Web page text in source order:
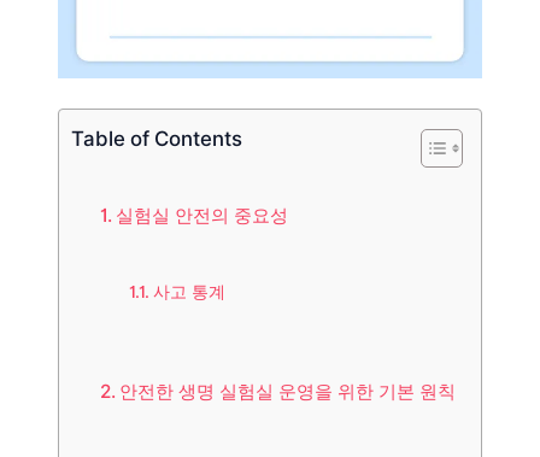
Table of Contents
실험실 안전의 중요성
사고 통계
안전한 생명 실험실 운영을 위한 기본 원칙